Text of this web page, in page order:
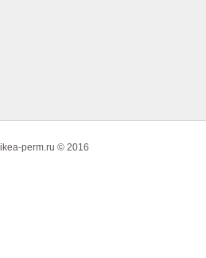
ikea-perm.ru © 2016